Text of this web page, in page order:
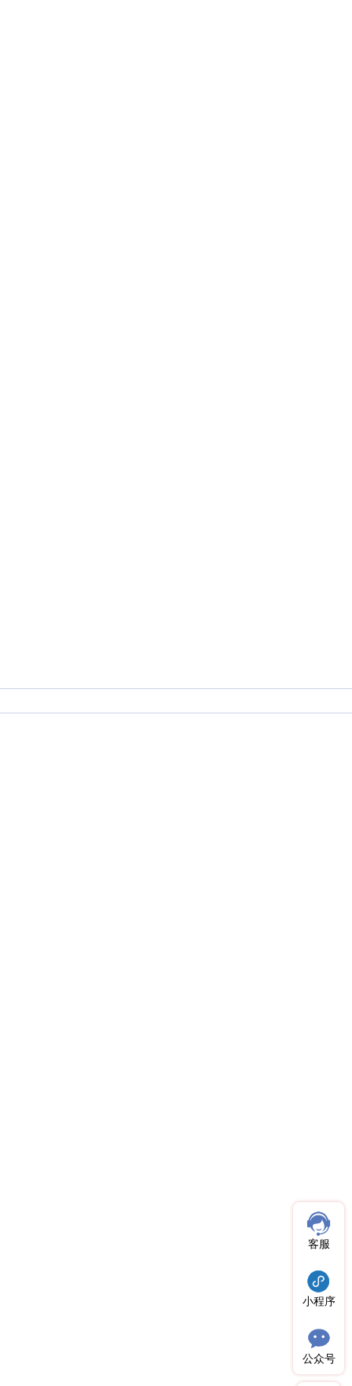
客服
小程序
公众号